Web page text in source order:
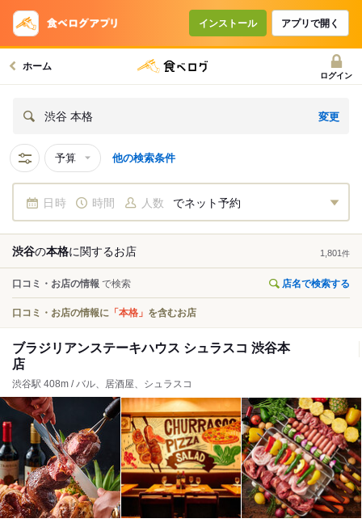
インストール アプリで開く
ホーム
ログイン
渋谷 本格 変更
予算 他の検索条件
日時 時間 人数 でネット予約
渋谷の本格に関するお店 1,801 件
口コミ・お店の情報 で検索 店名で検索する
口コミ・お店の情報に 「本格」 を含むお店
ブラジリアンステーキハウス シュラスコ 渋谷本
店
渋谷駅 408m / バル、居酒屋、シュラスコ